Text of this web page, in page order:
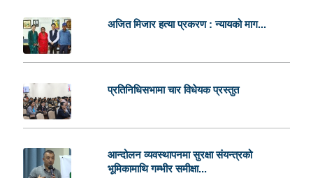
अजित मिजार हत्या प्रकरण : न्यायको माग...
प्रतिनिधिसभामा चार विधेयक प्रस्तुत
आन्दोलन व्यवस्थापनमा सुरक्षा संयन्त्रको
भूमिकामाथि गम्भीर समीक्षा...